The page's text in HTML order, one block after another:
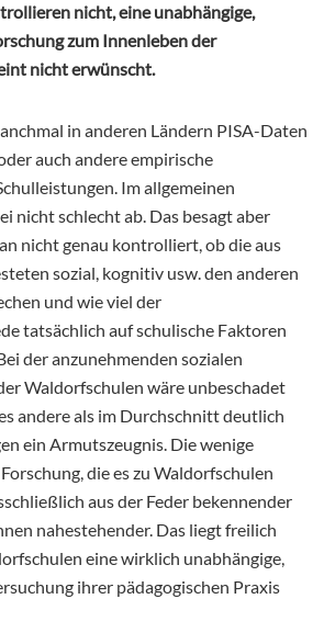
nicht, eine unabhängige,
zum Innenleben der
nicht erwünscht.
in anderen Ländern PISA-Daten
auch andere empirische
Im allgemeinen
nicht schlecht ab. Das besagt aber
nicht genau kontrolliert, ob die aus
sozial, kognitiv usw. den anderen
und wie viel der
tatsächlich auf schulische Faktoren
der anzunehmenden sozialen
Waldorfschulen wäre unbeschadet
andere als im Durchschnitt deutlich
ein Armutszeugnis. Die wenige
die es zu Waldorfschulen
aus der Feder bekennender
nahestehender. Das liegt freilich
eine wirklich unabhängige,
ihrer pädagogischen Praxis